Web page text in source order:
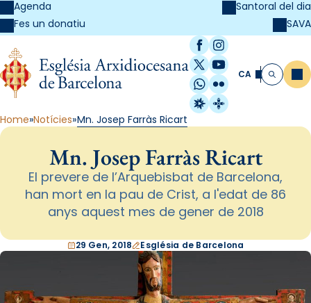
Agenda
Fes un donatiu
Santoral del dia
SAVA
Facebook
Instagram
X / Twitter
YouTube
WhatsApp
Flickr
Radio Estel
Catalunya
CA Cerca
Home Notícies Mn. Josep Farràs Ricart
Mn. Josep Farràs Ricart
El prevere de l’Arquebisbat de Barcelona,
han mort en la pau de Crist, a l'edat de 86
anys aquest mes de gener de 2018
29 Gen, 2018 Església de Barcelona